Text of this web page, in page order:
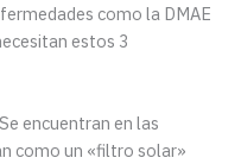
como la DMAE
estos 3
Se encuentran en las
como un «filtro solar»